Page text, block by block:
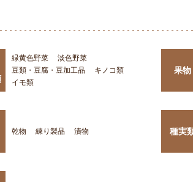
緑黄色野菜
淡色野菜
豆類・豆腐・豆加工品
キノコ類
イモ類
果物
乾物 練り製品 漬物 種実